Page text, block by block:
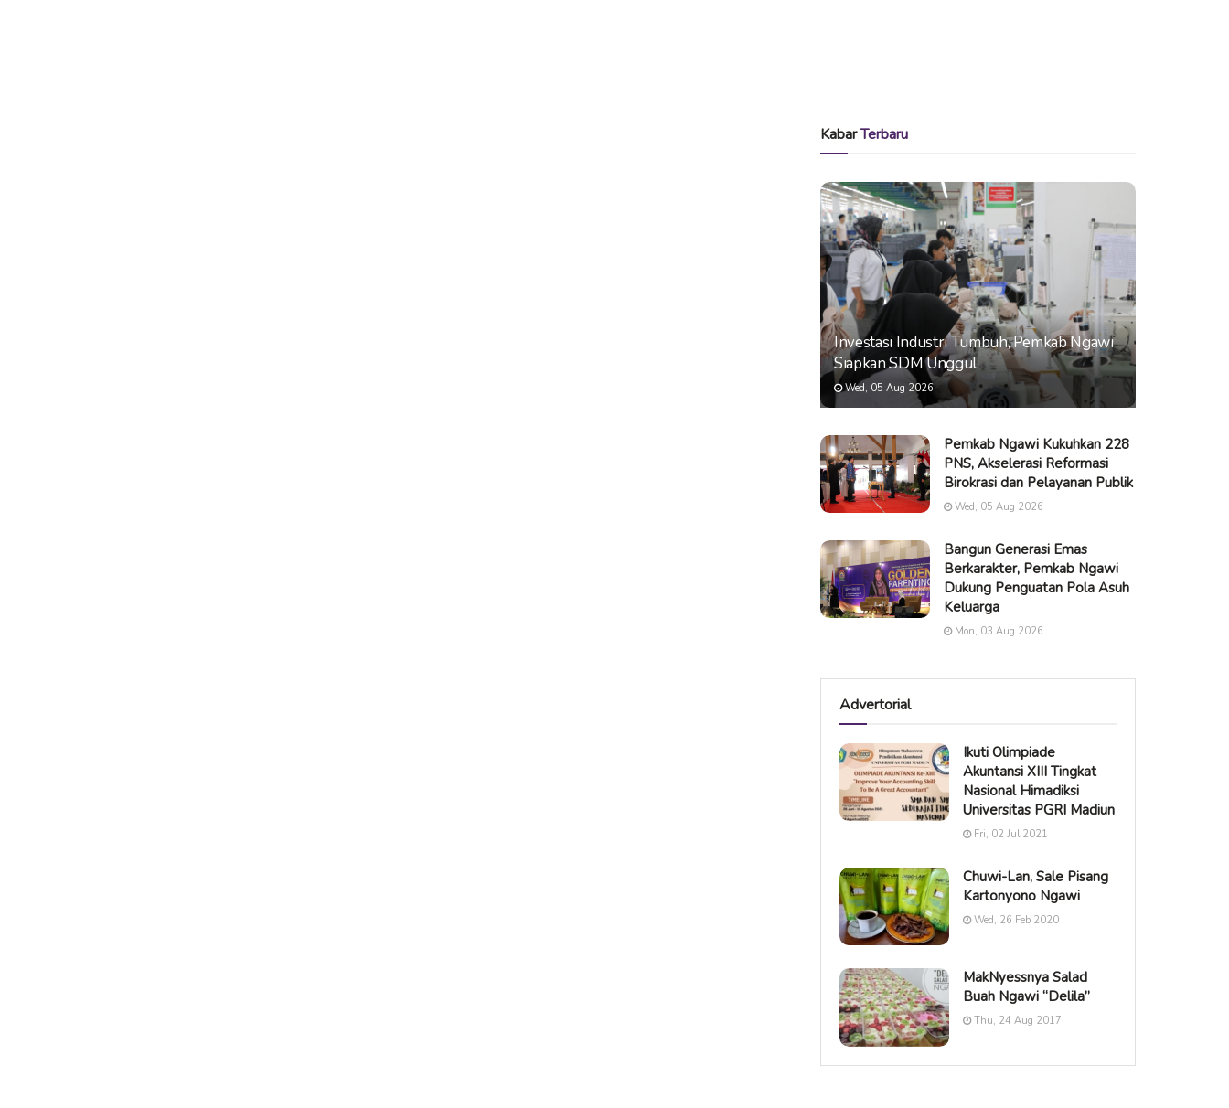
KabarTerbaru
Investasi Industri Tumbuh, Pemkab Ngawi
Siapkan SDM Unggul
Wed, 05 Aug 2026
Pemkab Ngawi Kukuhkan 228
PNS, Akselerasi Reformasi
Birokrasi dan Pelayanan Publik
Wed, 05 Aug 2026
Bangun Generasi Emas
Berkarakter, Pemkab Ngawi
Dukung Penguatan Pola Asuh
Keluarga
Mon, 03 Aug 2026
Advertorial
Ikuti Olimpiade
Akuntansi XIII Tingkat
Nasional Himadiksi
Universitas PGRI Madiun
Fri, 02 Jul 2021
Chuwi-Lan, Sale Pisang
Kartonyono Ngawi
Wed, 26 Feb 2020
MakNyessnya Salad
Buah Ngawi “Delila”
Thu, 24 Aug 2017